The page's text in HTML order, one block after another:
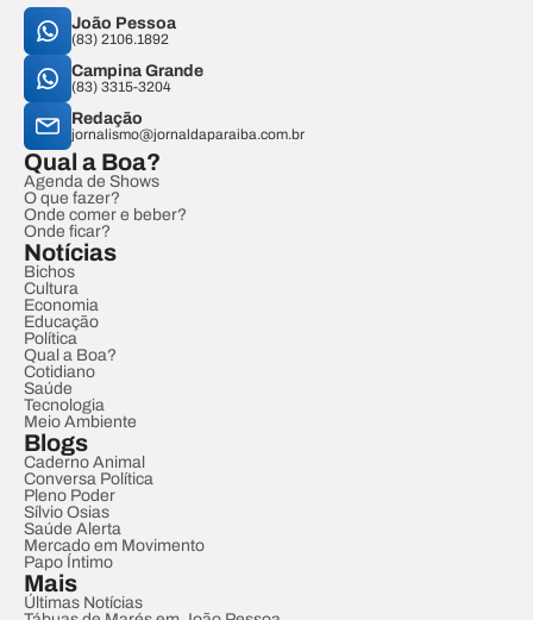
João Pessoa
(83) 2106.1892
Campina Grande
(83) 3315-3204
Redação
jornalismo@jornaldaparaiba.com.br
Qual a Boa?
Agenda de Shows
O que fazer?
Onde comer e beber?
Onde ficar?
Notícias
Bichos
Cultura
Economia
Educação
Política
Qual a Boa?
Cotidiano
Saúde
Tecnologia
Meio Ambiente
Blogs
Caderno Animal
Conversa Política
Pleno Poder
Sílvio Osias
Saúde Alerta
Mercado em Movimento
Papo Íntimo
Mais
Últimas Notícias